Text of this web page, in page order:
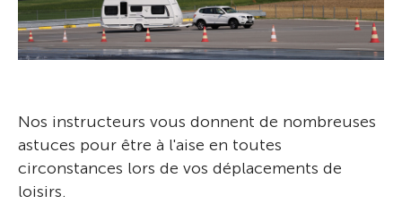
Nos instructeurs vous donnent de nombreuses
astuces pour être à l'aise en toutes
circonstances lors de vos déplacements de
loisirs.